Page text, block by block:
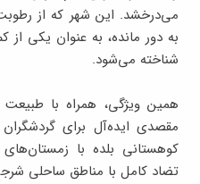
می‌درخشد. این شهر که از
به دور مانده، به عنوان یکی
شناخته می‌شود.
همین ویژگی، همراه با
مقصدی ایده‌آل برای
کوهستانی بلده با
تضاد کامل با مناطق ساحلی شرجی